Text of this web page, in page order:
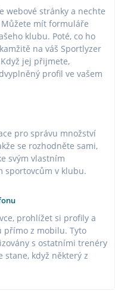
webové stránky a nechte
mít formuláře
klubu. Poté, co ho
na váš Sportlyzer
jej přijmete,
profil ve vašem
pro správu množství
se rozhodněte sami,
svým vlastním
sportovcům v klubu.
prohlížet si profily a
přímo z mobilu. Tyto
s ostatními trenéry
stane, když některý z